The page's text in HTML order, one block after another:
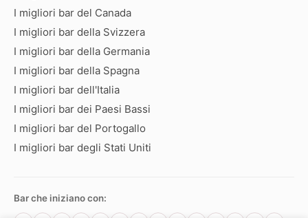
I migliori bar del Canada
I migliori bar della Svizzera
I migliori bar della Germania
I migliori bar della Spagna
I migliori bar dell'Italia
I migliori bar dei Paesi Bassi
I migliori bar del Portogallo
I migliori bar degli Stati Uniti
Bar che iniziano con: